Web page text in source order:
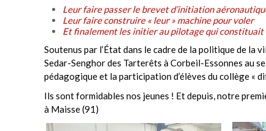
Leur faire passer le brevet d’initiation
Leur faire construire « leur » machine pour voler
Et finalement les initier au pilotage qui constituait
Soutenus par l’État dans le cadre de la politique de
Sedar-Senghor des Tarterêts à Corbeil-Essonnes au
pédagogique et la participation d’élèves du collège «
Ils sont formidables nos jeunes ! Et depuis, notre
à Maisse (91)